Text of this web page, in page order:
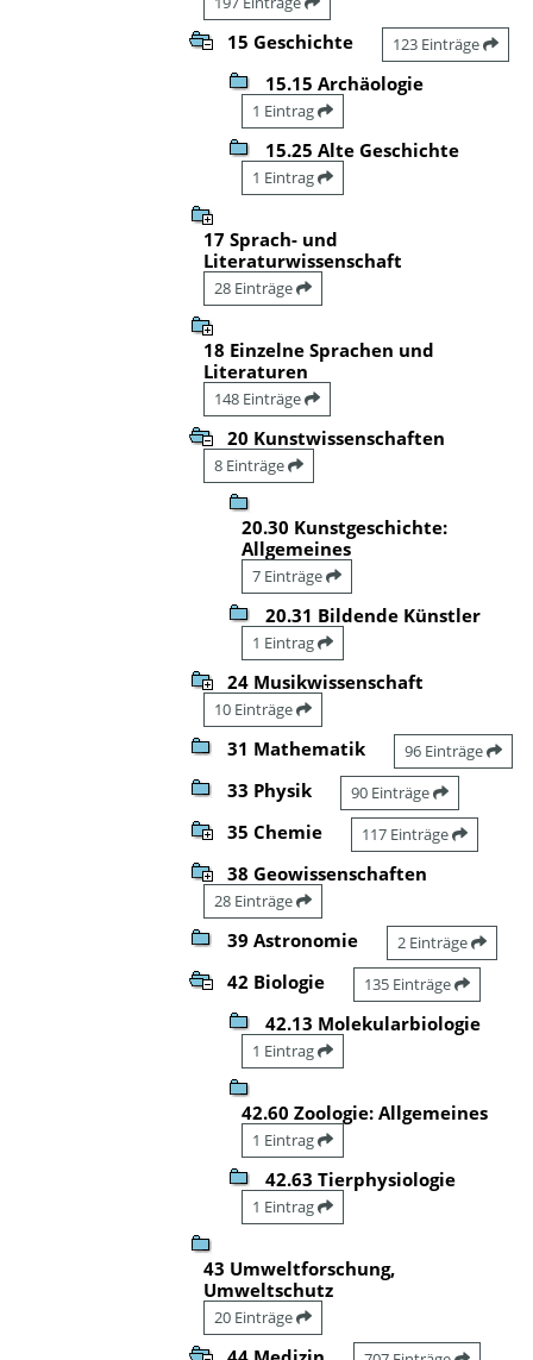
15 Geschichte 123 Einträge
15.15 Archäologie
1 Eintrag
15.25 Alte Geschichte
1 Eintrag
17 Sprach- und
Literaturwissenschaft
28 Einträge
18 Einzelne Sprachen und
Literaturen
148 Einträge
20 Kunstwissenschaften
8 Einträge
20.30 Kunstgeschichte:
Allgemeines
7 Einträge
20.31 Bildende Künstler
1 Eintrag
24 Musikwissenschaft
10 Einträge
31 Mathematik 96 Einträge
33 Physik 90 Einträge
35 Chemie 117 Einträge
38 Geowissenschaften
28 Einträge
39 Astronomie 2 Einträge
42 Biologie 135 Einträge
42.13 Molekularbiologie
1 Eintrag
42.60 Zoologie: Allgemeines
1 Eintrag
42.63 Tierphysiologie
1 Eintrag
43 Umweltforschung,
Umweltschutz
20 Einträge